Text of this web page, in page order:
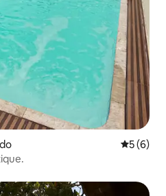
Note
5 (6)